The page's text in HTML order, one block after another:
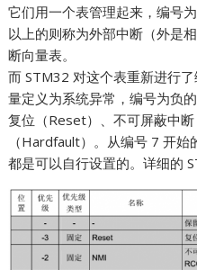
它们用一个表管理起来，编号
以上的则称为外部中断（外是
断向量表。
而 STM32 对这个表重新进行
量定义为系统异常，编号为负
复位（Reset）、不可屏蔽中
（Hardfault）。从编号 7 开
都是可以自行设置的。详细的